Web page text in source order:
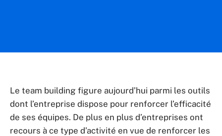
Le team building figure aujourd’hui parmi les outils
dont l’entreprise dispose pour renforcer l’efficacité
de ses équipes. De plus en plus d’entreprises ont
recours à ce type d’activité en vue de renforcer les